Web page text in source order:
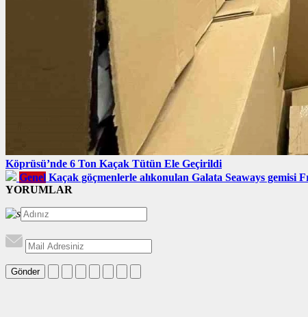
Köprüsü’nde 6 Ton Kaçak Tütün Ele Geçirildi
Genel Kaçak göçmenlerle alıkonulan Galata Seaways gemisi
YORUMLAR
Gönder